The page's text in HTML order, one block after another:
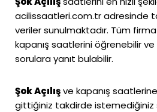
acilissaatleri.com.tradresinde
veriler sunulmaktadır. Tüm firma
kapanış saatlerini öğrenebilir ve
sorulara yanıt bulabilir.
Şok Açılışve kapanış
gittiğiniz takdirde istemediğiniz